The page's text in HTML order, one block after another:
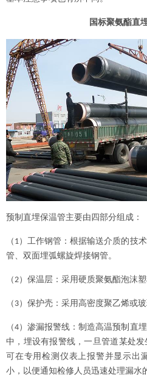
国标聚氨酯直
预制直埋保温管主要由四部分组成：
（ 1）工作钢管：根据输送介质的技
管、双面埋弧螺旋焊接钢管。
（2）保温层：采用硬质聚氨酯泡沫塑
（ 3）保护壳：采用高密度聚乙烯或玻
（4）渗漏报警线：制造高温预制直
中，埋设有报警线，一旦管道某处
可在专用检测仪表上报警并显示出
小，以便通知检修人员迅速处理漏水